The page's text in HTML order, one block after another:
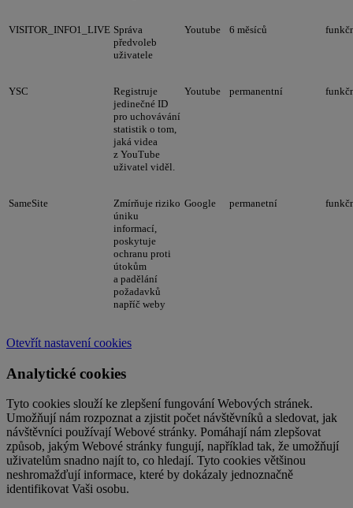
VISITOR_INFO1_LIVE Správa
předvoleb
uživatele
Youtube 6 měsíců
YSC
Registruje
jedinečné ID
pro uchovávání
statistik o tom,
jaká videa
z YouTube
uživatel viděl.
Youtube permanentní
SameSite
Zmírňuje riziko
úniku
informací,
poskytuje
ochranu proti
útokům
a padělání
požadavků
napříč weby
Google permanetní
Otevřít nastavení cookies
Analytické cookies
Tyto cookies slouží ke zlepšení fungování Webových stránek.
Umožňují nám rozpoznat a zjistit počet návštěvníků a sledovat, jak
návštěvníci používají Webové stránky. Pomáhají nám zlepšovat
způsob, jakým Webové stránky fungují, například tak, že umožňují
uživatelům snadno najít to, co hledají. Tyto cookies většinou
neshromažďují informace, které by dokázaly jednoznačně
identifikovat Vaši osobu.